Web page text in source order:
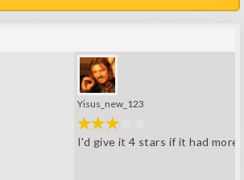
Yisus_new_123
I'd give it 4 stars if it had more